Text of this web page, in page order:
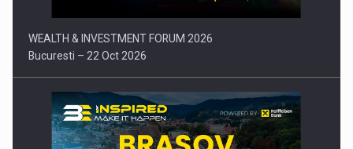
WEALTH & INVESTMENT FORUM 2026
Bucuresti – 22 Oct 2026